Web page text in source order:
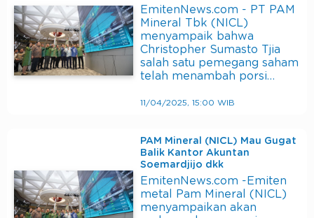
EmitenNews.com - PT PAM
Mineral Tbk (NICL)
menyampaik bahwa
Christopher Sumasto Tjia
salah satu pemegang saham
telah menambah porsi…
11/04/2025, 15:00 WIB
PAM Mineral (NICL) Mau Gugat
Balik Kantor Akuntan
Soemardjijo dkk
EmitenNews.com -Emiten
metal Pam Mineral (NICL)
menyampaikan akan